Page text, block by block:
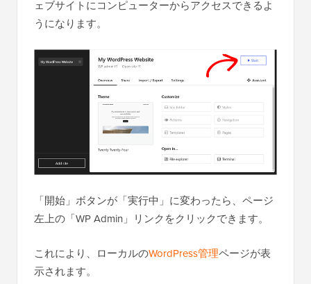
ェブサイトにコンピューターからアクセスできるよ
うになります。
「開始」ボタンが「実行中」に変わったら、ページ
左上の「WP Admin」リンクをクリックできます。
これにより、ローカルのWordPress管理ページが表
示されます。